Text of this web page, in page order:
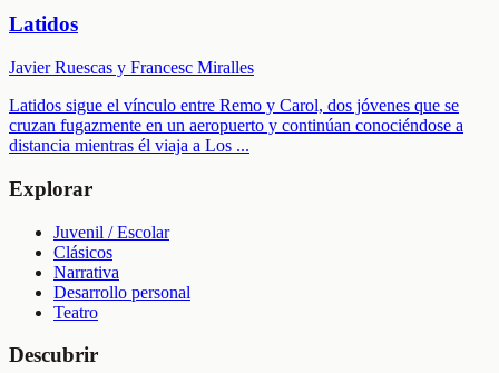
Latidos
Javier Ruescas y Francesc Miralles
Latidos sigue el vínculo entre Remo y Carol, dos jóvenes que se
cruzan fugazmente en un aeropuerto y continúan conociéndose a
distancia mientras él viaja a Los ...
Explorar
Juvenil / Escolar
Clásicos
Narrativa
Desarrollo personal
Teatro
Descubrir